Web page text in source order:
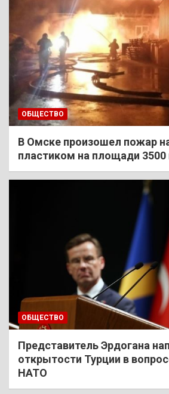
ОБЩЕСТВО
В Омске произошел пожар
пластиком на площади 3500
ОБЩЕСТВО
Представитель Эрдогана
открытости Турции в
НАТО